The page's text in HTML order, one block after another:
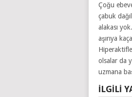
Çoğu
çabuk
alakası
aşırıya
olsalar da
uzmana
İLGILI